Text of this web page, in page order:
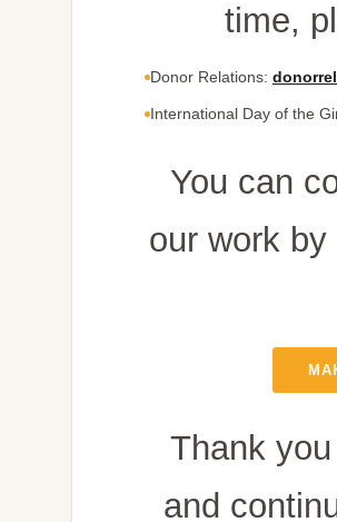
time,
Donor Relations:
International Day of the
You can
our work
Thank
and